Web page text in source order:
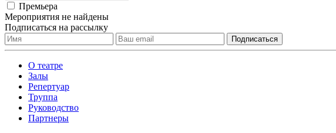
Премьера
Мероприятия не найдены
Подписаться на рассылку
О театре
Залы
Репертуар
Труппа
Руководство
Партнеры